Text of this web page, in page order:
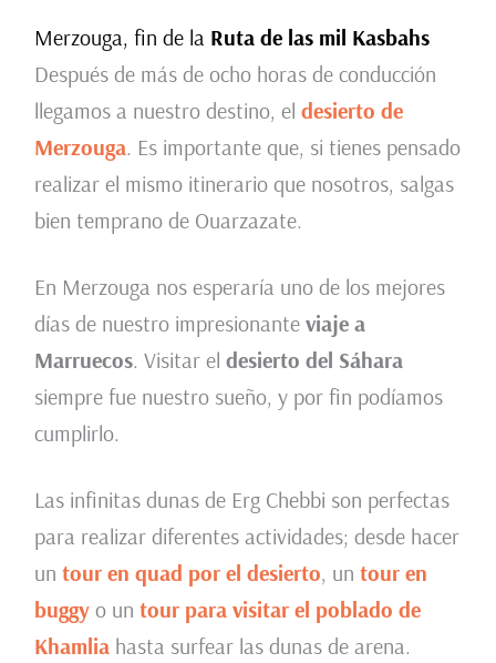
Merzouga, fin de la Ruta de las mil Kasbahs
Después de más de ocho horas de conducción
llegamos a nuestro destino, el desierto de
Merzouga. Es importante que, si tienes pensado
realizar el mismo itinerario que nosotros, salgas
bien temprano de Ouarzazate.
En Merzouga nos esperaría uno de los mejores
días de nuestro impresionante viaje a
Marruecos. Visitar el desierto del Sáhara
siempre fue nuestro sueño, y por fin podíamos
cumplirlo.
Las infinitas dunas de Erg Chebbi son perfectas
para realizar diferentes actividades; desde hacer
un tour en quad por el desierto, un tour en
buggyo un tour para visitar el poblado de
Khamliahasta surfear las dunas de arena.